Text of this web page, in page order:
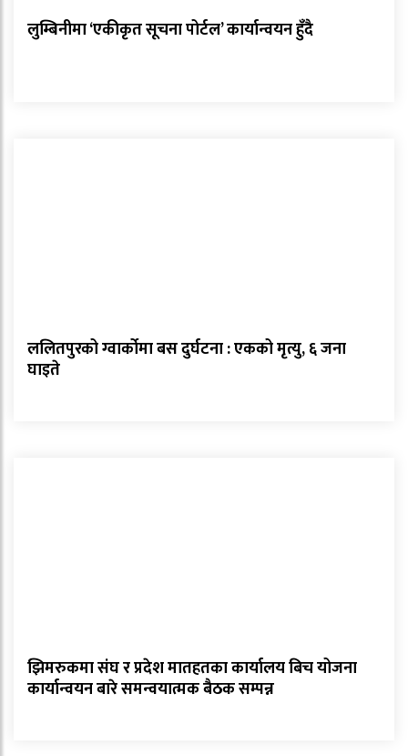
लुम्बिनीमा ‘एकीकृत सूचना पोर्टल’ कार्यान्वयन हुँदै
ललितपुरको ग्वार्कोमा बस दुर्घटना : एकको मृत्यु, ६ जना
घाइते
झिमरुकमा संघ र प्रदेश मातहतका कार्यालय बिच योजना
कार्यान्वयन बारे समन्वयात्मक बैठक सम्पन्न